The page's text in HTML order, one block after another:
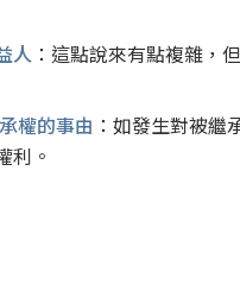
人 ：這點說來有點複雜，
權的事由 ：如發生對被
利。